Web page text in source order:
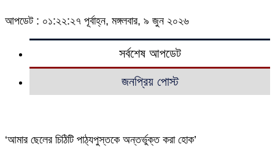
আপডেট : ০১:২২:২৭ পূর্বাহ্ন, মঙ্গলবার, ৯ জুন ২০২৬
সর্বশেষ আপডেট
জনপ্রিয় পোস্ট
‘আমার ছেলের চিঠিটি পাঠ্যপুস্তকে অন্তর্ভুক্ত করা হোক’